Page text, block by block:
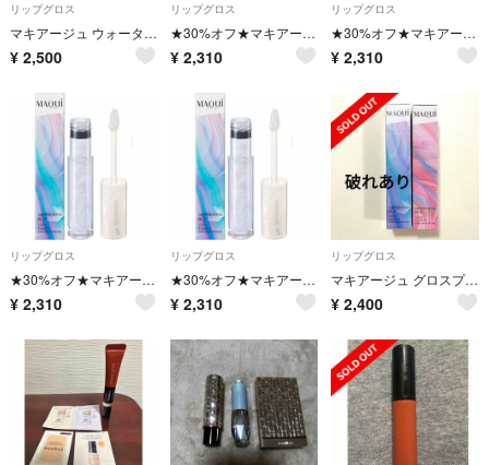
リップグロス
マキアージュ ウォータリールージュ 3本 セット
¥ 2,500
リップグロス
★30%オフ★マキアージュグロスプランパーPK100
¥ 2,310
リップグロス
★30%オフ★マキアージュグロスプランパーPK100
¥ 2,310
リップグロス
★30%オフ★マキアージュグロスプランパーBL100
¥ 2,310
リップグロス
★30%オフ★マキアージュグロスプランパーBL100
¥ 2,310
リップグロス
マキアージュ グロスプランパー 限定
¥ 2,400